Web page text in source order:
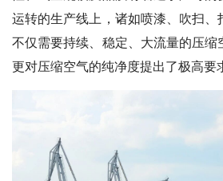
运转的生产线上，诸如喷漆、吹扫、
不仅需要持续、稳定、大流量的压缩
更对压缩空气的纯净度提出了极高要